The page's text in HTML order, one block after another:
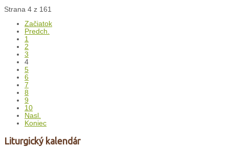
Strana 4 z 161
Začiatok
Predch.
1
2
3
4
5
6
7
8
9
10
Nasl.
Koniec
Liturgický kalendár